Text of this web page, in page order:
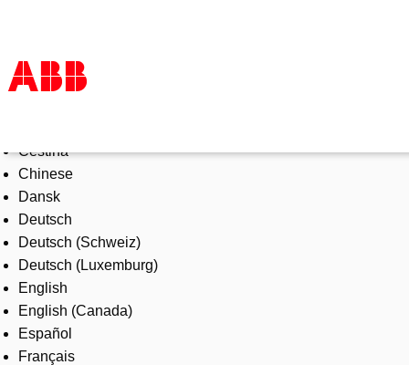
Products & Solutions
Industries
Services
About us
Where to buy
Contact us
Careers
Čeština
Chinese
Dansk
Deutsch
Deutsch (Schweiz)
Deutsch (Luxemburg)
English
English (Canada)
Español
Français